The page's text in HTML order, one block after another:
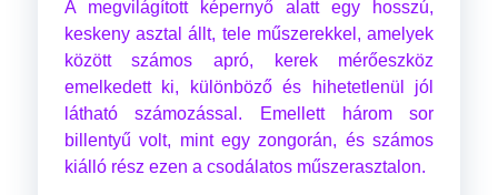
A megvilágított képernyő alatt egy hosszú,
keskeny asztal állt, tele műszerekkel, amelyek
között számos apró, kerek mérőeszköz
emelkedett ki, különböző és hihetetlenül jól
látható számozással. Emellett három sor
billentyű volt, mint egy zongorán, és számos
kiálló rész ezen a csodálatos műszerasztalon.